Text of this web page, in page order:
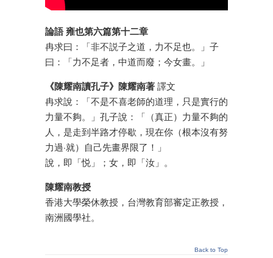
論語 雍也第六篇第十二章
冉求曰：「非不説子之道，力不足也。」子
曰：「力不足者，中道而廢；今女畫。」
《陳耀南讀孔子》陳耀南著 譯文
冉求說：「不是不喜老師的道理，只是實行的
力量不夠。」孔子說：「（真正）力量不夠的
人，是走到半路才停歇，現在你（根本沒有努
力過·就）自己先畫界限了！」
說，即「悦」；女，即「汝」。
陳耀南教授
香港大學榮休教授，台灣教育部審定正教授，
南洲國學社。
Back to Top